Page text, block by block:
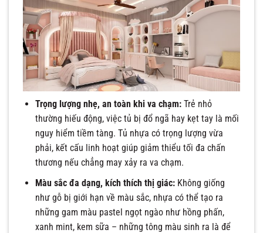
Trọng lượng nhẹ, an toàn khi va chạm:Trẻ nhỏ
thường hiếu động, việc tủ bị đổ ngã hay kẹt tay là mối
nguy hiểm tiềm tàng. Tủ nhựa có trọng lượng vừa
phải, kết cấu linh hoạt giúp giảm thiểu tối đa chấn
thương nếu chẳng may xảy ra va chạm.
Màu sắc đa dạng, kích thích thị giác:Không giống
như gỗ bị giới hạn về màu sắc, nhựa có thể tạo ra
những gam màu pastel ngọt ngào như hồng phấn,
xanh mint, kem sữa – những tông màu sinh ra là để